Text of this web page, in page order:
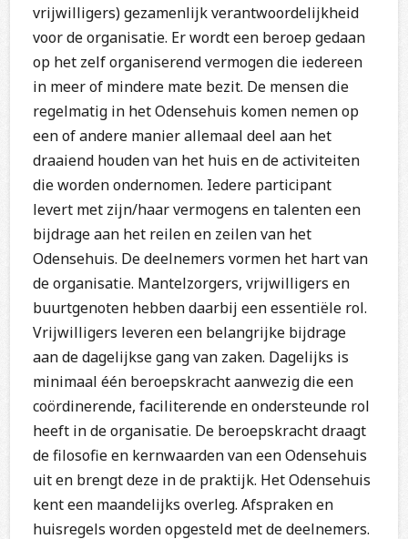
vrijwilligers) gezamenlijk verantwoordelijkheid
voor de organisatie. Er wordt een beroep gedaan
op het zelf organiserend vermogen die iedereen
in meer of mindere mate bezit. De mensen die
regelmatig in het Odensehuis komen nemen op
een of andere manier allemaal deel aan het
draaiend houden van het huis en de activiteiten
die worden ondernomen. Iedere participant
levert met zijn/haar vermogens en talenten een
bijdrage aan het reilen en zeilen van het
Odensehuis. De deelnemers vormen het hart van
de organisatie. Mantelzorgers, vrijwilligers en
buurtgenoten hebben daarbij een essentiële rol.
Vrijwilligers leveren een belangrijke bijdrage
aan de dagelijkse gang van zaken. Dagelijks is
minimaal één beroepskracht aanwezig die een
coördinerende, faciliterende en ondersteunde rol
heeft in de organisatie. De beroepskracht draagt
de filosofie en kernwaarden van een Odensehuis
uit en brengt deze in de praktijk. Het Odensehuis
kent een maandelijks overleg. Afspraken en
huisregels worden opgesteld met de deelnemers.